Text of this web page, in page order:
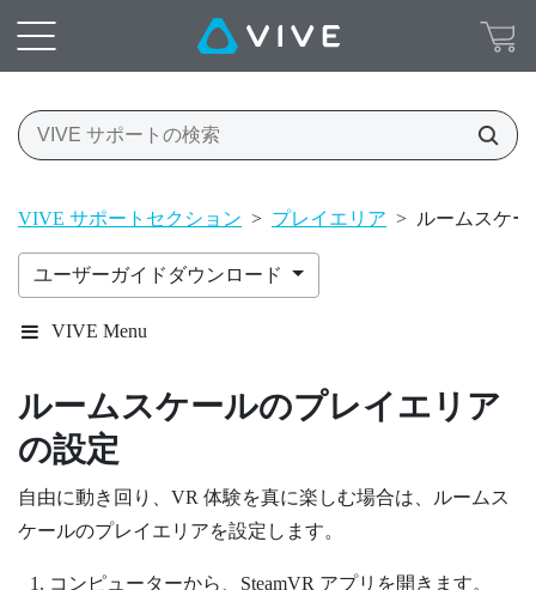
VIVE サポートセクション > プレイエリア > ルームスケ
ユーザーガイドダウンロード
VIVE Menu
ルームスケールのプレイエリア
の設定
自由に動き回り、VR 体験を真に楽しむ場合は、ルームス
ケールのプレイエリアを設定します。
コンピューターから、 SteamVR アプリを開きます。